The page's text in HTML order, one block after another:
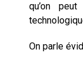
qu’on
On parle